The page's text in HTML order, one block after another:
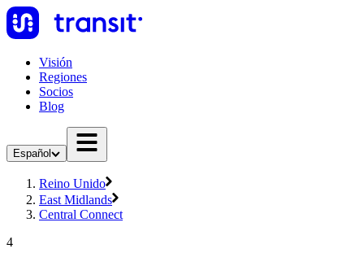
Visión
Regiones
Socios
Blog
Español
Reino Unido
East Midlands
Central Connect
4